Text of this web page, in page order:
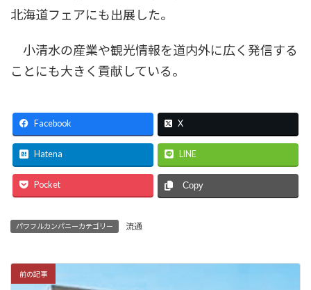
北海道フェアにも出展した。
小清水の産業や観光情報を道内外に広く発信する
ことにも大きく貢献している。
Facebook X
Hatena LINE
Pocket Copy
パワフルカンパニーカテゴリー 流通
前の記事